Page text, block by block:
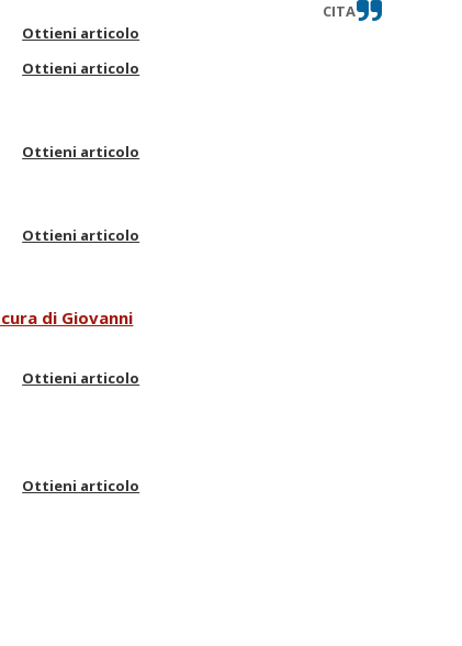
Ottieni articolo
Ottieni articolo
Ottieni articolo
Ottieni articolo
di Giovanni
Ottieni articolo
Ottieni articolo
CITA